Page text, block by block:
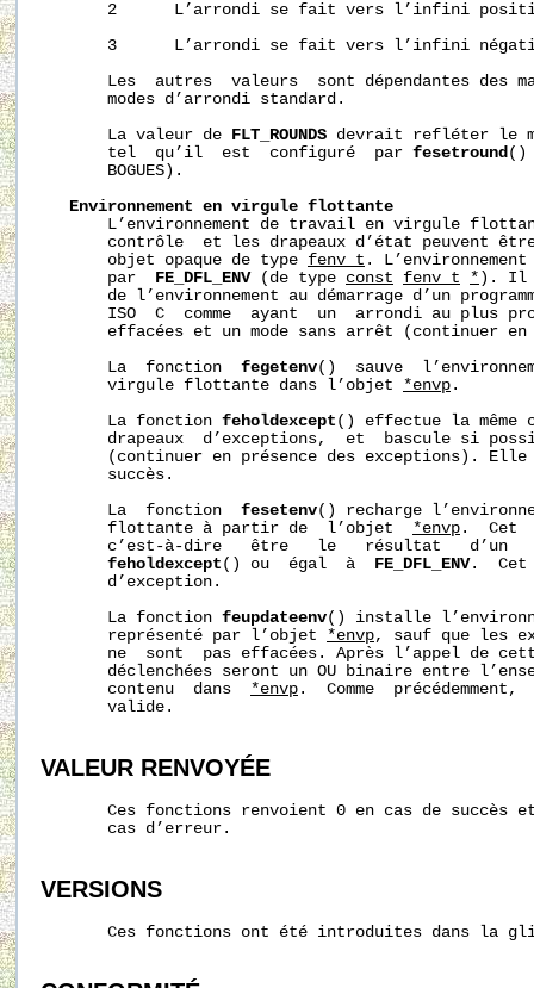
2      L’arrondi se fait vers l’infini
3      L’arrondi se fait vers l’infini
Les  autres  valeurs  sont dépendantes des
       modes d’arrondi standard.
       La valeur de
FLT_ROUNDS devrait refléter le
       tel  qu’il  est  configuré  par
fesetround()
       BOGUES).
Environnement en virgule flottante
L’environnement de travail en virgule
contrôle  et les drapeaux d’état peuvent
       objet opaque de type
fenv_t .
       par
FE_DFL_ENV (de type const fenv_t * ). Il
de l’environnement au démarrage d’un
ISO  C  comme  ayant  un  arrondi au plus
effacées et un mode sans arrêt (continuer
       La  fonction
fegetenv()  sauve
       virgule flottante dans l’objet
*envp .
       La fonction
feholdexcept () effectue la même
drapeaux  d’exceptions,  et  bascule si
(continuer en présence des exceptions).
       succès.
       La  fonction
fesetenv() recharge
       flottante à partir de  l’objet
*envp .  Cet
c’est-à-dire   être   le   résultat   d’un
feholdexcept () ou  égal  à FE_DFL_ENV.  Cet
       d’exception.
       La fonction
feupdateenv() installe
       représenté par l’objet
*envp, sauf que les
ne  sont  pas effacées. Après l’appel de
déclenchées seront un OU binaire entre
       contenu  dans
*envp .  Comme
       valide.
VALEUR RENVOYÉE
Ces fonctions renvoient 0 en cas de succès
       cas d’erreur.
VERSIONS
Ces fonctions ont été introduites dans la